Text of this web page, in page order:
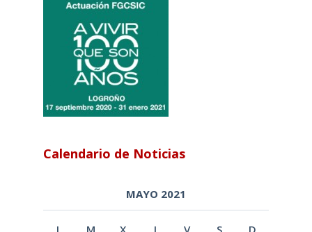
Calendario de Noticias
MAYO 2021
L M X J V S D